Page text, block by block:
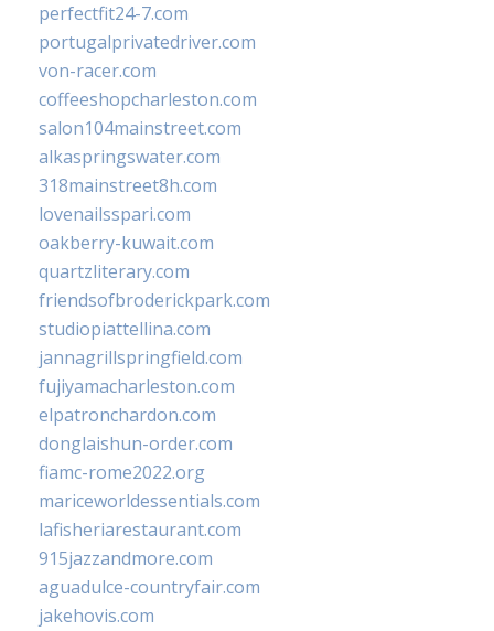
perfectfit24-7.com
portugalprivatedriver.com
von-racer.com
coffeeshopcharleston.com
salon104mainstreet.com
alkaspringswater.com
318mainstreet8h.com
lovenailsspari.com
oakberry-kuwait.com
quartzliterary.com
friendsofbroderickpark.com
studiopiattellina.com
jannagrillspringfield.com
fujiyamacharleston.com
elpatronchardon.com
donglaishun-order.com
fiamc-rome2022.org
mariceworldessentials.com
lafisheriarestaurant.com
915jazzandmore.com
aguadulce-countryfair.com
jakehovis.com